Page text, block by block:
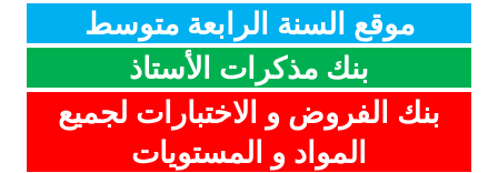
موقع السنة الرابعة متوسط
بنك مذكرات الأستاذ
بنك الفروض و الاختبارات لجميع
المواد و المستويات